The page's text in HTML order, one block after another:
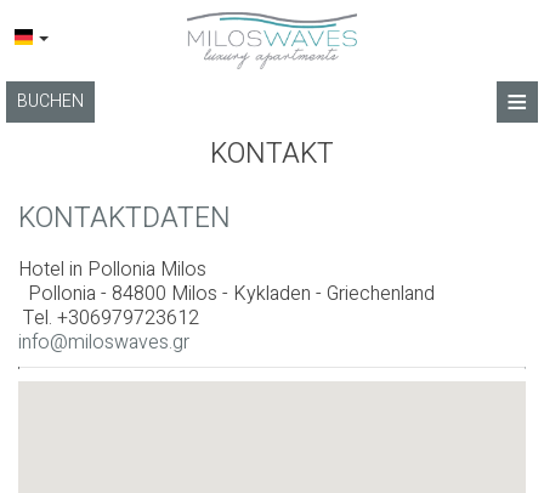
≡
BUCHEN
STARTSEITE
DIENSTLEISTUNGEN
KONTAKT
KONTAKTDATEN
Hotel in Pollonia Milos
Pollonia - 84800 Milos - Kykladen - Griechenland
Tel. +306979723612
info@miloswaves.gr